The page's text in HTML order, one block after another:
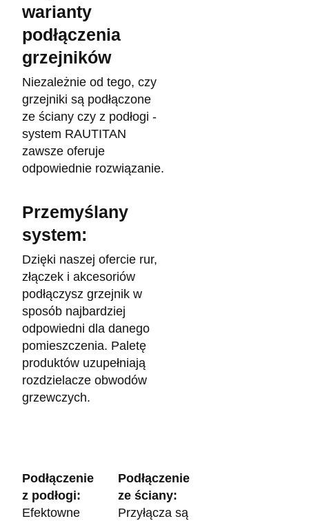
warianty
podłączenia
grzejników
Niezależnie od tego, czy
grzejniki są podłączone
ze ściany czy z podłogi -
system RAUTITAN
zawsze oferuje
odpowiednie rozwiązanie.
Przemyślany
system:
Dzięki naszej ofercie rur,
złączek i akcesoriów
podłączysz grzejnik w
sposób najbardziej
odpowiedni dla danego
pomieszczenia. Paletę
produktów uzupełniają
rozdzielacze obwodów
grzewczych.
Podłączenie
z podłogi:
Efektowne
Podłączenie
ze ściany:
Przyłącza są